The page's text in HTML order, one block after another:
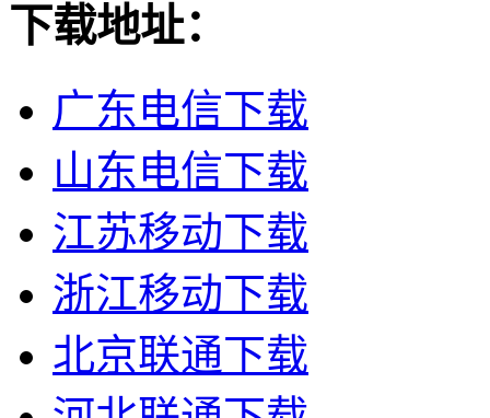
下载地址：
广东电信下载
山东电信下载
江苏移动下载
浙江移动下载
北京联通下载